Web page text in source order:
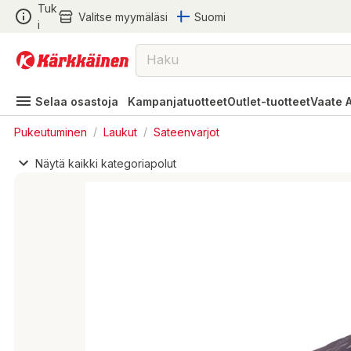
Tuk
i
Valitse myymäläsi Suomi
Selaa osastoja KampanjatuotteetOutlet-tuotteetVaate
Pukeutuminen / Laukut / Sateenvarjot
Näytä kaikki kategoriapolut